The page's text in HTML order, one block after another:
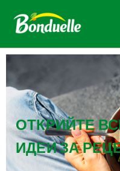
ОТКРИЙТЕ
ИДЕИ ЗА